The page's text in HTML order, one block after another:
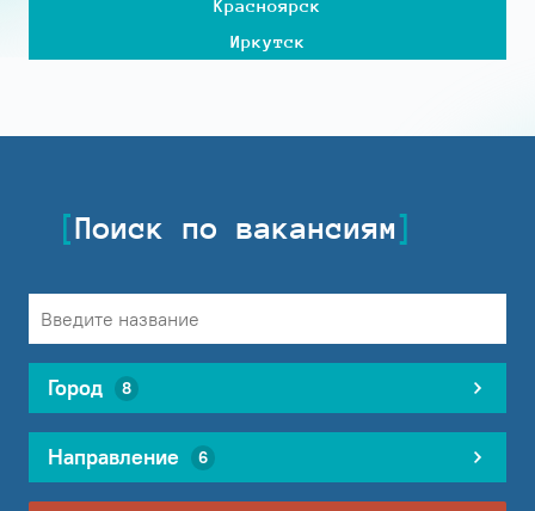
Красноярск
Иркутск
Поиск по вакансиям
Город 8
Направление 6